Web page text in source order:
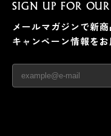
SIGN UP FOR
メールマガジンで新商
キャンペーン情報をお